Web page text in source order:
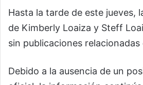
Hasta la tarde de este jueves,
de Kimberly Loaiza y Steff
sin publicaciones
Debido a la ausencia de un